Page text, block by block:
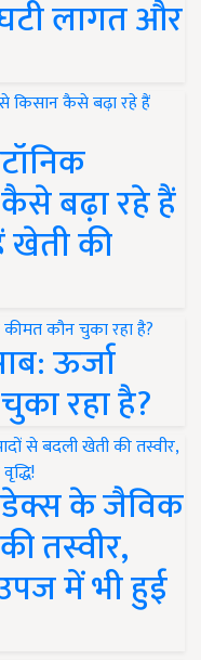
लागत और
बढ़ा रहे हैं
खेती की
ऊर्जा
रहा है?
के जैविक
तस्वीर,
में भी हुई